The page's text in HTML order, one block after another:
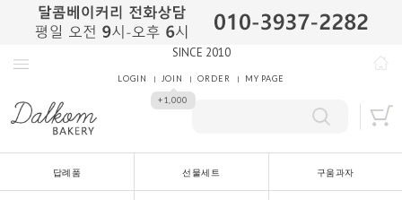
SINCE 2010
LOGIN JOIN
+1,000
ORDER MY PAGE
답례품 선물세트 구움과자